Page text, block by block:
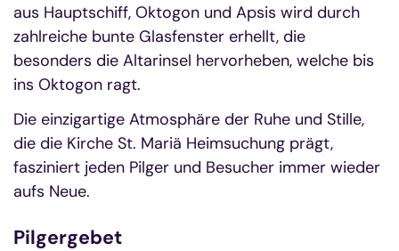
aus Hauptschiff, Oktogon und Apsis wird durch
zahlreiche bunte Glasfenster erhellt, die
besonders die Altarinsel hervorheben, welche bis
ins Oktogon ragt.
Die einzigartige Atmosphäre der Ruhe und Stille,
die die Kirche St. Mariä Heimsuchung prägt,
fasziniert jeden Pilger und Besucher immer wieder
aufs Neue.
Pilgergebet